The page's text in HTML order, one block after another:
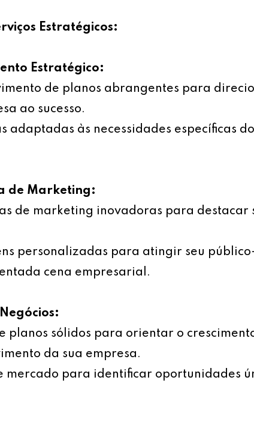
Estratégicos:
Estratégico:
de planos abrangentes para
ao sucesso.
adaptadas às necessidades específicas do
de Marketing:
de marketing inovadoras para destacar
personalizadas para atingir seu
cena empresarial.
planos sólidos para orientar o
da sua empresa.
mercado para identificar oportunidades